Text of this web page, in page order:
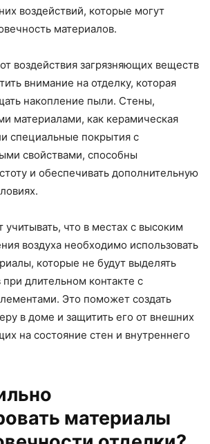
воздействий, которые могут
материалов.
воздействия загрязняющих веществ
внимание на отделку, которая
накопление пыли. Стены,
материалами, как керамическая
специальные покрытия с
свойствами, способны
и обеспечивать дополнительную
учитывать, что в местах с высоким
воздуха необходимо использовать
которые не будут выделять
длительном контакте с
Это поможет создать
в доме и защитить его от внешних
на состояние стен и внутреннего
материалы